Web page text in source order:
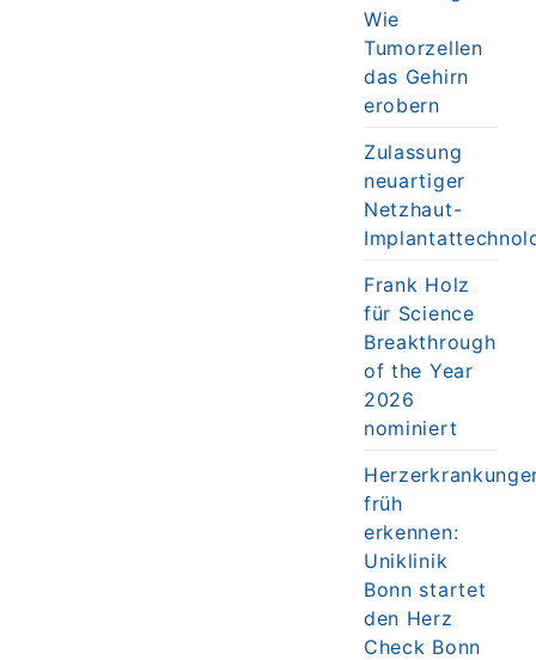
Wie
Tumorzellen
das Gehirn
erobern
Zulassung
neuartiger
Netzhaut-
Frank Holz
für Science
Breakthrough
of the Year
2026
nominiert
früh
erkennen:
Uniklinik
Bonn startet
den Herz
Check Bonn